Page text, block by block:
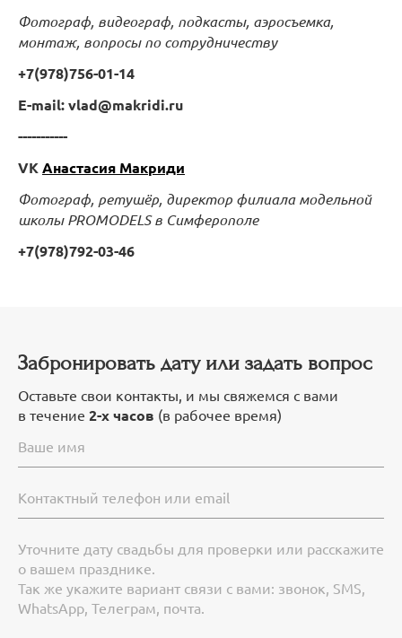
Фотограф, видеограф, подкасты, аэросъемка,
монтаж, вопросы по сотрудничеству
+7(978)756-01-14
E-mail: vlad@makridi.ru
-----------
VKАнастасия Макриди
Фотограф, ретушёр, директор филиала модельной
школы PROMODELS в Симферополе
+7(978)792-03-46
Забронировать дату или задать вопрос
Оставьте свои контакты, и мы свяжемся с вами
в течение 2-х часов (в рабочее время)